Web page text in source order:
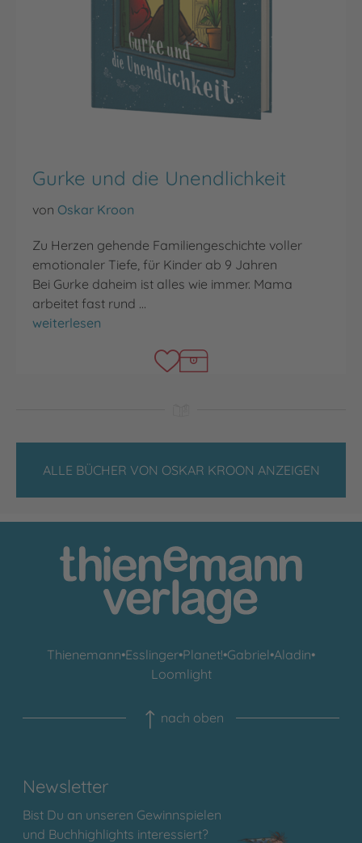
Gurke und die Unendlichkeit
von Oskar Kroon
Zu Herzen gehende Familiengeschichte voller
emotionaler Tiefe, für Kinder ab 9 Jahren
Bei Gurke daheim ist alles wie immer. Mama
arbeitet fast rund …
Gurke und die Unendlichkeit
weiterlesen
ALLE BÜCHER VON OSKAR KROON ANZEIGEN
Thienemann•Esslinger•Planet!•Gabriel•Aladin•
Loomlight
nach oben
Newsletter
Bist Du an unseren Gewinnspielen
und Buchhighlights interessiert?